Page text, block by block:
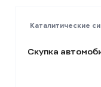
Каталитические
Скупка